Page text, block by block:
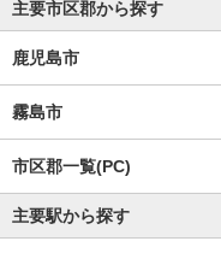
主要市区郡から探す
鹿児島市
霧島市
市区郡一覧(PC)
主要駅から探す